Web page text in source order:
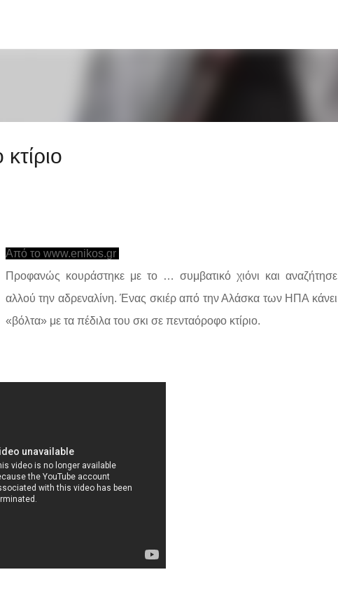
Από το www.enikos.gr
Προφανώς κουράστηκε με το … συμβατικό χιόνι και αναζήτησε
αλλού την αδρεναλίνη. Ένας σκιέρ από την Αλάσκα των ΗΠΑ κάνει
«βόλτα» με τα πέδιλα του σκι σε πενταόροφο κτίριο.